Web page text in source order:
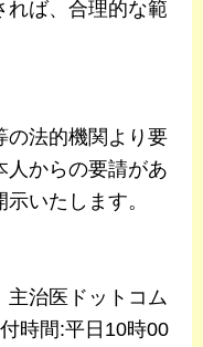
れば、合理的な範
法的機関より要
人からの要請があ
いたします。
治医ドットコム
時間:平日10時00